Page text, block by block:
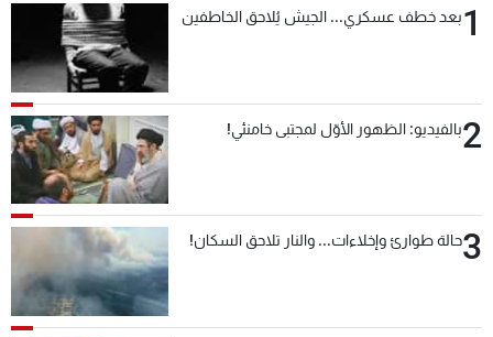
1بعد خطف عسكري... الجيش يُلاحق الخاطفين
2بالفيديو: الظهور الأوّل لمجتبى خامنئي!
3حالة طوارئ وإخلاءات... والنار تلاحق السكان!